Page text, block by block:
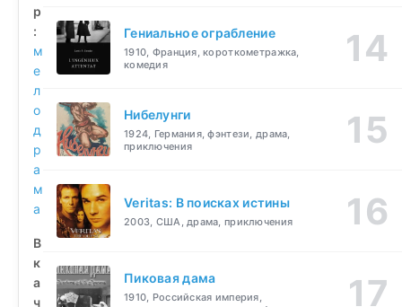
р
:
м
е
л
о
д
р
а
м
а
В
к
а
ч
Гениальное ограбление
1910, Франция, короткометражка,
комедия
Нибелунги
1924, Германия, фэнтези, драма,
приключения
Veritas: В поисках истины
2003, США, драма, приключения
Пиковая дама
1910, Российская империя,